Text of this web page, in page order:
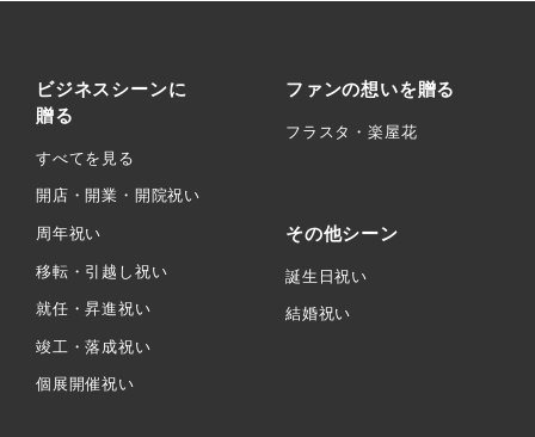
ビジネスシーンに
贈る
すべてを見る
開店・開業・開院祝い
周年祝い
移転・引越し祝い
就任・昇進祝い
竣工・落成祝い
個展開催祝い
ファンの想いを贈る
フラスタ・楽屋花
その他シーン
誕生日祝い
結婚祝い